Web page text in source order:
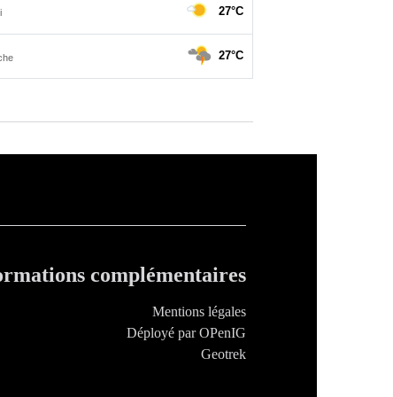
complémentaires
Mentions légales
Déployé par OPenIG
Geotrek